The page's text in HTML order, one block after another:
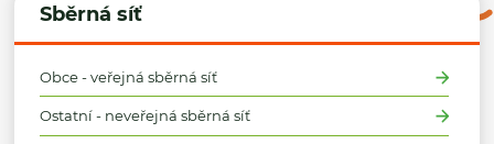
Sběrná síť
Obce - veřejná sběrná síť
Ostatní - neveřejná sběrná síť